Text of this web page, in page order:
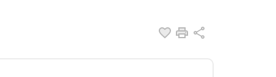
Dodaj do
Drukuj